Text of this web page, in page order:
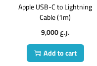
Apple USB-C to Lightning
Cable (1m)
9,000
ر.ع.
Add to cart